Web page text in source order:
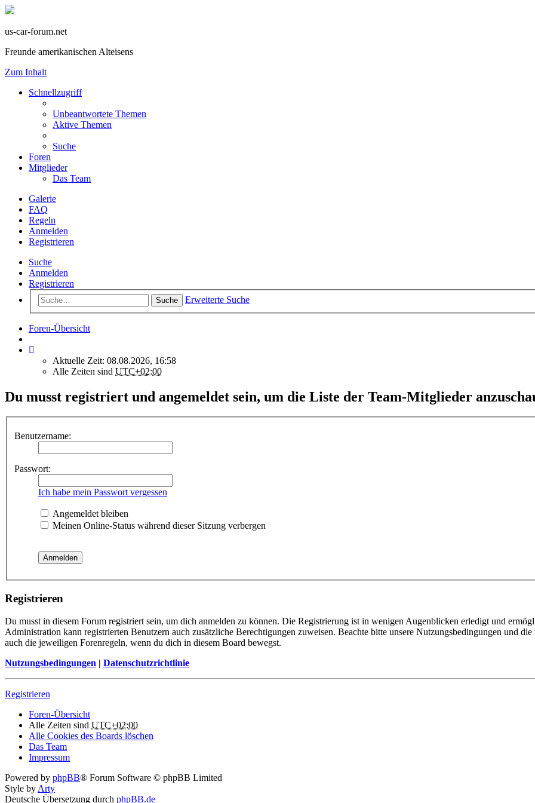
us-car-forum.net
Freunde amerikanischen Alteisens
Zum Inhalt
Schnellzugriff
Unbeantwortete Themen
Aktive Themen
Suche
Foren
Mitglieder
Das Team
Galerie
FAQ
Regeln
Anmelden
Registrieren
Suche
Anmelden
Registrieren
Suche Erweiterte Suche
Foren-Übersicht
Aktuelle Zeit: 08.08.2026, 16:58
Alle Zeiten sind UTC+02:00
Du musst registriert und angemeldet sein, um die Liste der Team-Mitglieder
Benutzername:
Passwort:
Ich habe mein Passwort vergessen
Angemeldet bleiben
Meinen Online-Status während dieser Sitzung verbergen
Registrieren
Du musst in diesem Forum registriert sein, um dich anmelden zu können. Die Registrierung ist in wenigen Augenblicken erledigt und
Administration kann registrierten Benutzern auch zusätzliche Berechtigungen zuweisen. Beachte bitte unsere Nutzungsbedingungen und
auch die jeweiligen Forenregeln, wenn du dich in diesem Board bewegst.
Nutzungsbedingungen | Datenschutzrichtlinie
Registrieren
Foren-Übersicht
Alle Zeiten sind UTC+02:00
Alle Cookies des Boards löschen
Das Team
Impressum
Powered by phpBB® Forum Software © phpBB Limited
Style byArty
Deutsche Übersetzung durch phpBB.de